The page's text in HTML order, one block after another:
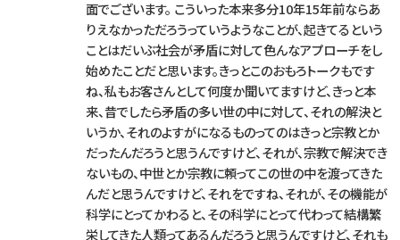
面でございます。 こういった本来多分10年15年前ならあ
りえなかっただろうっていうようなことが、起きてるという
ことはだいぶ社会が矛盾に対して色んなアプローチをし
始めたことだと思います。きっとこのおもろトークもです
ね、私もお客さんとして何度か聞いてますけど、きっと本
来、昔でしたら矛盾の多い世の中に対して、それの解決と
いうか、それのよすがになるものってのはきっと宗教とか
だったんだろうと思うんですけど、それが、宗教で解決でき
ないもの、中世とか宗教に頼ってこの世の中を渡ってきた
んだと思うんですけど、それをですね、それが、その機能が
科学にとってかわると、その科学にとって代わって結構繁
栄してきた人類ってあるんだろうと思うんですけど、それも